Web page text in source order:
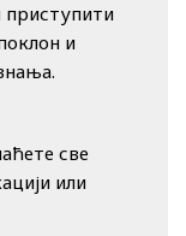
приступити
и
све
или